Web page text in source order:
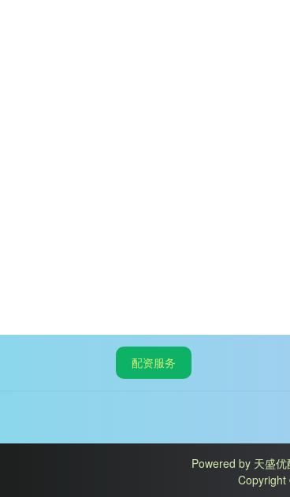
配资服务
Powered by 天盛优
Copyright